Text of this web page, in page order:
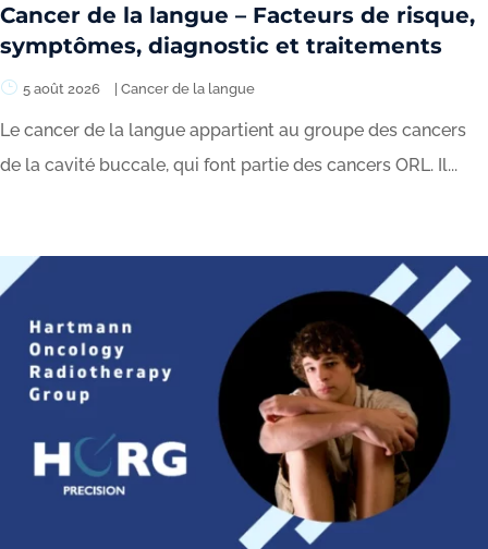
Cancer de la langue – Facteurs de risque,
symptômes, diagnostic et traitements
5 août 2026 | Cancer de la langue
Le cancer de la langue appartient au groupe des cancers
de la cavité buccale, qui font partie des cancers ORL. Il...